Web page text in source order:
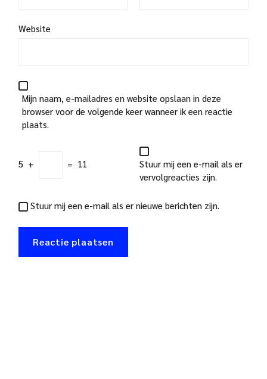
Website
Mijn naam, e-mailadres en website opslaan in deze
browser voor de volgende keer wanneer ik een reactie
plaats.
5 + = 11
Stuur mij een e-mail als er
vervolgreacties zijn.
Stuur mij een e-mail als er nieuwe berichten zijn.